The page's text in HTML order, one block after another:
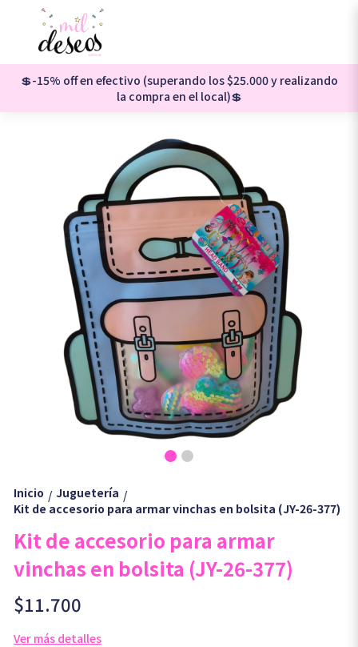
💲-15% off en efectivo (superando los $25.000 y realizando
la compra en el local)💲
Inicio / Juguetería /
Kit de accesorio para armar vinchas en bolsita (JY-26-377)
Kit de accesorio para armar
vinchas en bolsita (JY-26-377)
$11.700
Ver más detalles